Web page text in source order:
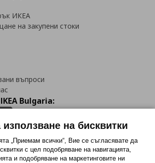
ИКЕА
на закупени стоки
въпроси
Bulgaria:
ни:
на бисквитки
„Приемам всички“, Вие се съгласявате да
с цел подобряване на навигацията,
и подобряване на маркетинговите ни